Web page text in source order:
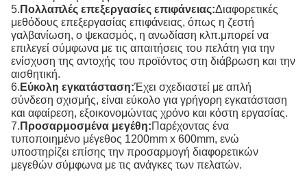
5.Πολλαπλές επεξεργασίες επιφάνειας:Διαφορετικές
μεθόδους επεξεργασίας επιφάνειας, όπως η ζεστή
γαλβανίωση, ο ψεκασμός, η ανωδίαση κλπ.μπορεί να
επιλεγεί σύμφωνα με τις απαιτήσεις του πελάτη για την
ενίσχυση της αντοχής του προϊόντος στη διάβρωση και την
αισθητική.
6.Εύκολη εγκατάσταση:Έχει σχεδιαστεί με απλή
σύνδεση σχισμής, είναι εύκολο για γρήγορη εγκατάσταση
και αφαίρεση, εξοικονομώντας χρόνο και κόστη εργασίας.
7.Προσαρμοσμένα μεγέθη:Παρέχοντας ένα
τυποποιημένο μέγεθος 1200mm x 600mm, ενώ
υποστηρίζει επίσης την προσαρμογή διαφορετικών
μεγεθών σύμφωνα με τις ανάγκες των πελατών.